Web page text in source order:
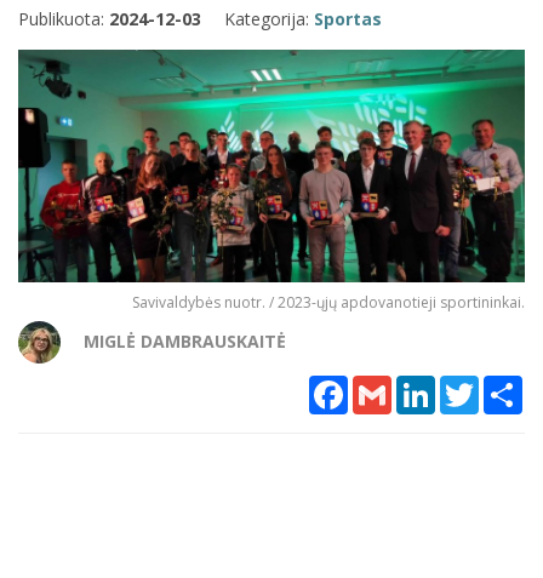
Publikuota: 2024-12-03 Kategorija: Sportas
Savivaldybės nuotr. / 2023-ųjų apdovanotieji sportininkai.
MIGLĖ DAMBRAUSKAITĖ
Facebook
Gmail LinkedInTwitter